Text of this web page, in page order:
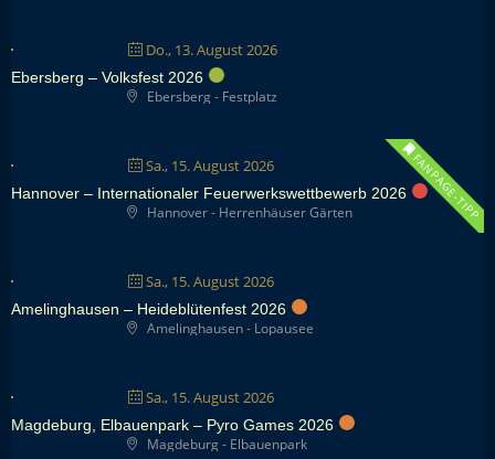
Do., 13. August 2026
Ebersberg – Volksfest 2026
Ebersberg - Festplatz
Sa., 15. August 2026 FANPAGE-TIPP
Hannover – Internationaler Feuerwerkswettbewerb 2026
Hannover - Herrenhäuser Gärten
Sa., 15. August 2026
Amelinghausen – Heideblütenfest 2026
Amelinghausen - Lopausee
Sa., 15. August 2026
Magdeburg, Elbauenpark – Pyro Games 2026
Magdeburg - Elbauenpark